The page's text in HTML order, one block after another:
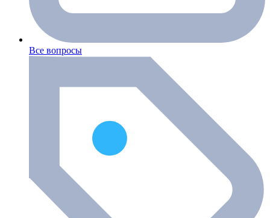
Все вопросы